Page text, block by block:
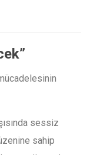
sessiz
sahip